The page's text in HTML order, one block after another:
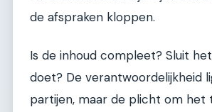
de afspraken kloppen.
Is de inhoud compleet? Sluit
doet? De verantwoordelijkheid
partijen, maar de plicht om het